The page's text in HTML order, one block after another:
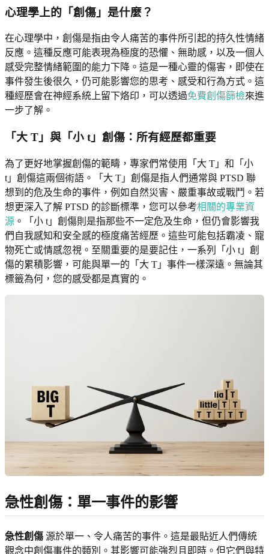
心理學上的「創傷」是什麼？
在心理學中，創傷是指由令人痛苦的事件所引起的持久性情緒
反應。這種反應可能表現為極度的恐懼、無助感，以及一個人
感受完整情緒範圍的能力下降。這是一種心靈的傷害，即使在
事件發生後很久，仍可能影響您的思考、感受和行為方式。這
種經歷會在神經系統上留下烙印，可以透過免費創傷篩檢來進
一步了解。
「大 T」與「小 t」創傷：所有經歷都重要
為了更好地掌握創傷的範疇，專家們常使用「大 T」和「小
t」創傷這兩個術語。「大 T」創傷是指人們通常與 PTSD 聯
想到的危及生命的事件，例如自然災害、嚴重事故或戰鬥。若
想更深入了解 PTSD 的診斷標準，您可以參考相關的專業資
源 。「小 t」創傷則是指那些不一定危及生命，但仍會影響我
們自我感知和安全感的極度痛苦經歷。這些可能包括霸凌、寵
物死亡或情感忽視。至關重要的是要記住，一系列「小 t」創
傷的累積影響，可能與單一的「大 T」事件一樣深遠。無論其
標籤為何，您的感受都是真實的。
急性創傷：單一事件的影響
急性創傷源於單一、令人痛苦的事件。這是最貼近人們傳統
觀念中創傷事件的類別。其影響可能強烈且即時。但它們與特